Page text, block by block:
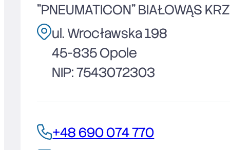
"PNEUMATICON" BIAŁOWĄS
ul. Wrocławska 198
45-835 Opole
NIP: 7543072303
+48 690 074 770